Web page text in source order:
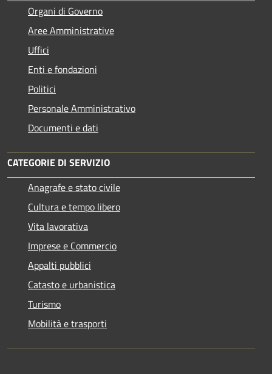
Organi di Governo
Aree Amministrative
Uffici
Enti e fondazioni
Politici
Personale Amministrativo
Documenti e dati
CATEGORIE DI SERVIZIO
Anagrafe e stato civile
Cultura e tempo libero
Vita lavorativa
Imprese e Commercio
Appalti pubblici
Catasto e urbanistica
Turismo
Mobilità e trasporti